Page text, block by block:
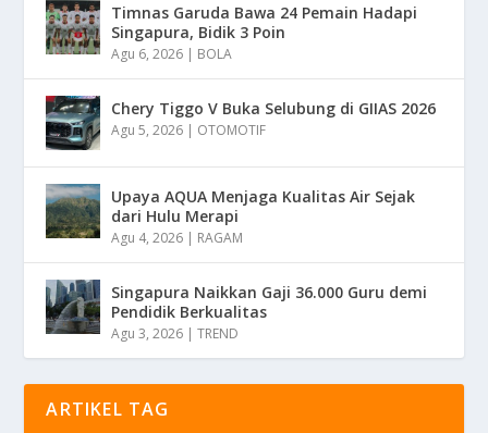
Timnas Garuda Bawa 24 Pemain Hadapi
Singapura, Bidik 3 Poin
Agu 6, 2026 | BOLA
Chery Tiggo V Buka Selubung di GIIAS 2026
Agu 5, 2026 | OTOMOTIF
Upaya AQUA Menjaga Kualitas Air Sejak
dari Hulu Merapi
Agu 4, 2026 | RAGAM
Singapura Naikkan Gaji 36.000 Guru demi
Pendidik Berkualitas
Agu 3, 2026 |TREND
ARTIKEL TAG